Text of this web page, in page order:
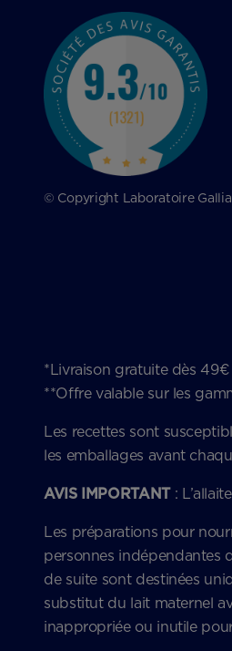
© Copyright Laboratoire
*Livraison gratuite dès
**Offre valable sur les
Les recettes sont
les emballages avant
AVIS IMPORTANT :
Les préparations pour
personnes indépendantes
de suite sont destinées
substitut du lait maternel
inappropriée ou inutile